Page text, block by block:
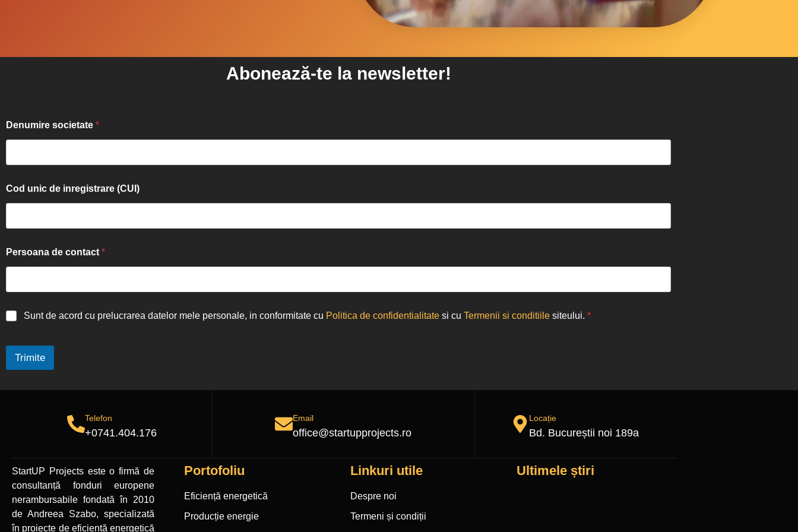
Abonează-te la newsletter!
Denumire societate *
Cod unic de inregistrare (CUI)
Persoana de contact *
Sunt de acord cu prelucrarea datelor mele personale, in conformitate cu Politica de confidentialitate si cu Termenii si conditiile siteului. *
Trimite
Telefon
+0741.404.176
Email
office@startupprojects.ro
Locație
Bd. Bucureștii noi 189a
StartUP Projectseste o firmă de
consultanță fonduri europene
nerambursabile fondată în 2010
de Andreea Szabo, specializată
în proiecte de eficiență energetică
Portofoliu
Eficiență energetică
Producție energie
Linkuri utile
Despre noi
Termeni și condiții
Ultimele știri